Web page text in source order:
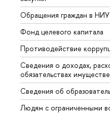
Обращения граждан в
Фонд целевого капитала
Противодействие
Сведения о доходах,
обязательствах
Сведения об
Людям с ограниченными